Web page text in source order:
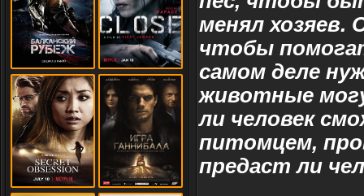
менял хозяев.
чтобы
самом деле
животные
ли человек
питомцем,
предаст ли